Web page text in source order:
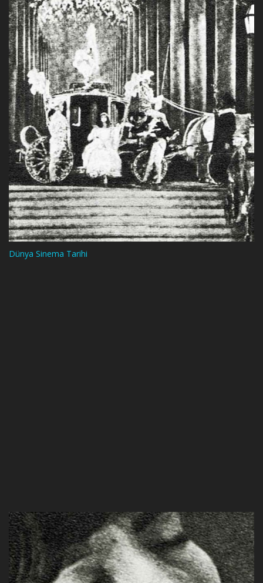
Dünya Sinema Tarihi